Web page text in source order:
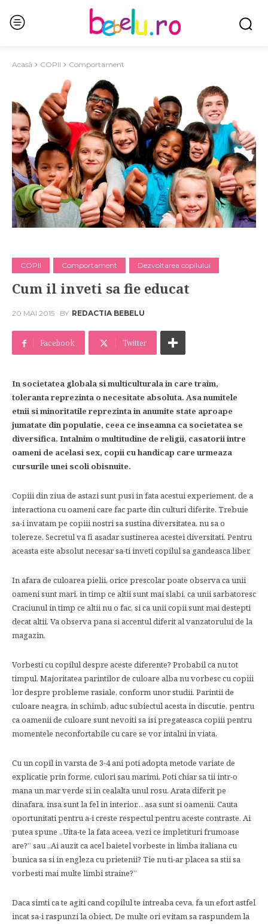
Acasă COPII Comportament
COPII Comportament Dezvoltarea copilului
Cum il inveti sa fie educat
20 MAI 2015 BY REDACTIA BEBELU
Facebook Twitter
In societatea globala si multiculturala in care traim,
toleranta reprezinta o necesitate absoluta. Asa numitele
etnii si minoritatile reprezinta in anumite state aproape
jumatate din populatie, ceea ce inseamna ca societatea se
diversifica. Intalnim o multitudine de religii, casatorii intre
oameni de acelasi sex, copii cu handicap care urmeaza
cursurile unei scoli obisnuite.
Copiii din ziua de astazi sunt pusi in fata acestui experiement, de a
interactiona cu oameni care fac parte din culturi diferite. Trebuie
sa-i invatam pe copiii nostri sa sustina diversitatea, nu sa o
tolereze. Secretul va fi asadar sustinerea acestei diversitati. Pentru
aceasta este absolut necesar sa-ti inveti copilul sa gandeasca liber.
In afara de culoarea pielii, orice prescolar poate observa ca unii
oameni sunt mari, in timp ce altii sunt mai slabi, ca unii sarbatoresc
Craciunul in timp ce altii nu o fac, si ca unii copii sunt mai destepti
decat altii. Va observa pana si accentul diferit al vanzatorului de la
magazin.
Vorbesti cu copilul despre aceste diferente? Probabil ca nu tot
timpul. Majoritatea parintilor de culoare alba nu vorbesc cu copiii
lor despre probleme rasiale, conform unor studii. Parintii de
culoare neagra, in schimb, aduc subiectul acesta in discutie, pentru
ca oamenii de culoare sunt nevoiti sa isi pregateasca copiii pentru
momentele neconfortabile cu care se vor intalni in viata.
Cu un copil in varsta de 3-4 ani poti adopta metode variate de
explicatie prin forme, culori sau marimi. Poti chiar sa tii intr-o
mana un mar verde si in cealalta unul rosu. Arata diferit pe
dinafara, insa sunt la fel in interior… asa sunt si oamenii. Cauta
oportunitati pentru a-i creste respectul pentru aceste contraste. Ai
putea spune „Uita-te la fata aceea, vezi ce impletituri frumoase
are?” sau „Ai auzit ca acel baietel vorbeste in limba italiana cu
bunica sa si in engleza cu prietenii? Tie nu ti-ar placea sa stii sa
vorbesti mai multe limbi straine?”
Daca simti ca te agiti cand copilul te intreaba ceva, fa un efort astfel
incat sa-i raspunzi la obiect. De multe ori evitam sa raspundem la